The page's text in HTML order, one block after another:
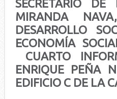
SECRETARIO DE
MIRANDA
DESARROLLO
ECONOMÍA
CUARTO
ENRIQUE PEÑA
EDIFICIO C DE LA